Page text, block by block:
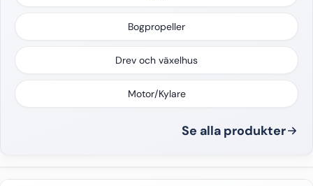
Bogpropeller
Drev och växelhus
Motor/Kylare
Se alla produkter